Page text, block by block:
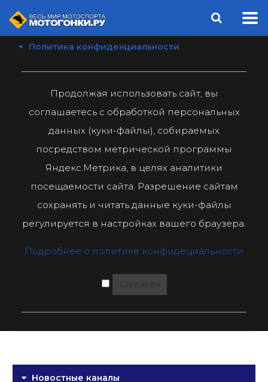
Политика конфиденциальности
Продолжая использовать сайт, вы
соглашаетесь с обработкой персональных
данных (куки-файлы), собираемых
посредством метрической программы
Яндекс.Метрика, в целях аналитики
посещаемости сайта. Разрешение сайтам
сохранять и читать данные куки-файлы
регулируется в настройках вашего браузера.
Подробнее о политике конфидециальности
Согласен
Новостные каналы